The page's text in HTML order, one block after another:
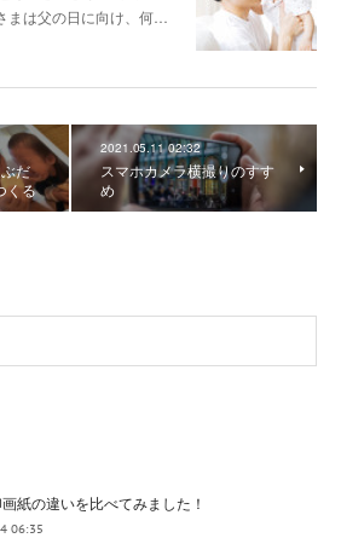
まは父の日に向け、何…
だ
くる
2021.05.11 02:32
スマホカメラ横撮りのすす
め
紙の違いを比べてみました！
06:35